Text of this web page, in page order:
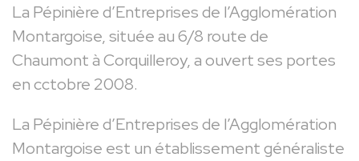
La Pépinière d’Entreprises de l’Agglomération
Montargoise, située au 6/8 route de
Chaumont à Corquilleroy, a ouvert ses portes
en cctobre 2008.
La Pépinière d’Entreprises de l’Agglomération
Montargoise est un établissement généraliste